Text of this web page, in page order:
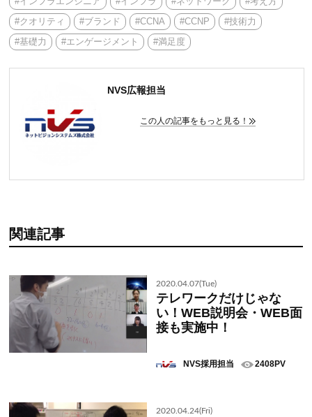
#クオリティ
#ブランド #CCNA #CCNP
#技術力
#基礎力
#エンゲージメント #満足度
NVS広報担当
この人の記事をもっと見る！
関連記事
2020.04.07(Tue)
テレワークだけじゃな
い！WEB説明会・WEB面
接も実施中！
NVS採用担当 2408PV
2020.04.24(Fri)